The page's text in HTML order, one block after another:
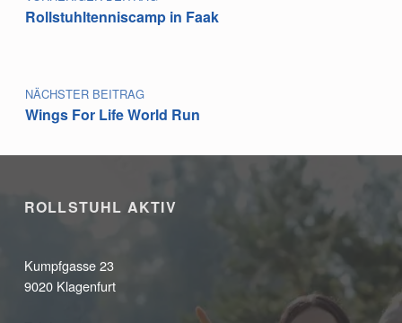
Rollstuhltenniscamp in Faak
NÄCHSTER BEITRAG
Wings For Life World Run
ROLLSTUHL AKTIV
Kumpfgasse 23
9020 Klagenfurt